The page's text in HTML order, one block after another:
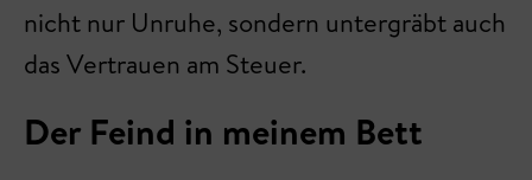
nicht nur Unruhe, sondern untergräbt auch
das Vertrauen am Steuer.
Der Feind in meinem Bett